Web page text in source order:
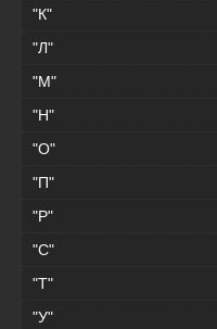
"К"
"Л"
"М"
"Н"
"О"
"П"
"Р"
"С"
"Т"
"У"